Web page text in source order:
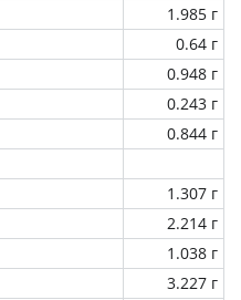
1.985 г
0.64 г
0.948 г
0.243 г
0.844 г
1.307 г
2.214 г
1.038 г
3.227 г